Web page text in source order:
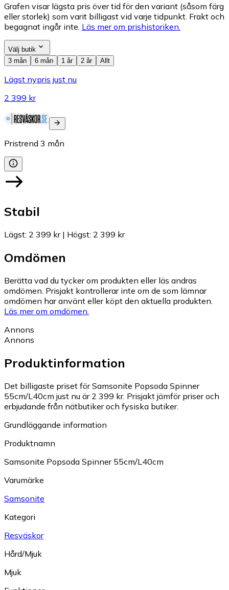
Grafen visar lägsta pris över tid för den variant (såsom färg
eller storlek) som varit billigast vid varje tidpunkt. Frakt och
begagnat ingår inte. Läs mer om prishistoriken.
Välj butik
3 mån
6 mån 1 år 2 år Allt
Lägst nypris just nu
2 399 kr
Pristrend 3 mån
Stabil
Lägst: 2 399 kr| Högst: 2 399 kr
Omdömen
Berätta vad du tycker om produkten eller läs andras
omdömen. Prisjakt kontrollerar inte om de som lämnar
omdömen har använt eller köpt den aktuella produkten.
Läs mer om omdömen.
Annons
Annons
Produktinformation
Det billigaste priset för Samsonite Popsoda Spinner
55cm/L40cm just nu är 2 399 kr. Prisjakt jämför priser och
erbjudande från nätbutiker och fysiska butiker.
Grundläggande information
Produktnamn
Samsonite Popsoda Spinner 55cm/L40cm
Varumärke
Samsonite
Kategori
Resväskor
Hård/Mjuk
Mjuk